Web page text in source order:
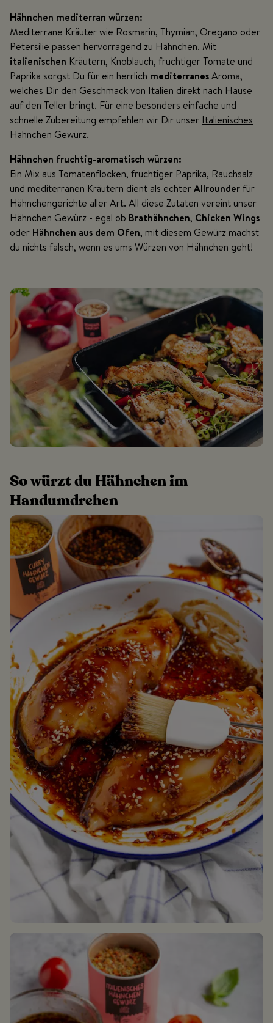
Hähnchen mediterran würzen:
Mediterrane Kräuter wie Rosmarin, Thymian, Oregano oder
Petersilie passen hervorragend zu Hähnchen. Mit
italienischen Kräutern, Knoblauch, fruchtiger Tomate und
Paprika sorgst Du für ein herrlich mediterranesAroma,
welches Dir den Geschmack von Italien direkt nach Hause
auf den Teller bringt. Für eine besonders einfache und
schnelle Zubereitung empfehlen wir Dir unser Italienisches
Hähnchen Gewürz.
Hähnchen fruchtig-aromatisch würzen:
Ein Mix aus Tomatenflocken, fruchtiger Paprika, Rauchsalz
und mediterranen Kräutern dient als echterAllrounderfür
Hähnchengerichte aller Art. All diese Zutaten vereint unser
Hähnchen Gewürz - egal ob Brathähnchen, Chicken Wings
oder Hähnchen aus dem Ofen, mit diesem Gewürz machst
du nichts falsch, wenn es ums Würzen von Hähnchen geht!
So würzt du Hähnchen im
Handumdrehen